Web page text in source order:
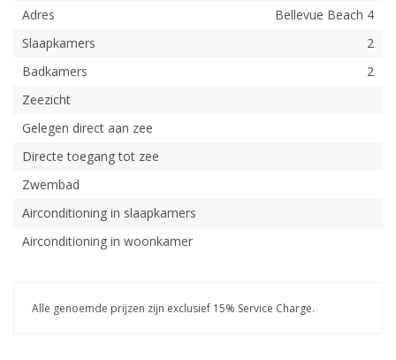
Adres
Bellevue Beach 4
Slaapkamers
2
Badkamers
2
Zeezicht
Gelegen direct aan zee
Directe toegang tot zee
Zwembad
Airconditioning in slaapkamers
Airconditioning in woonkamer
Alle genoemde prijzen zijn exclusief 15% Service Charge.